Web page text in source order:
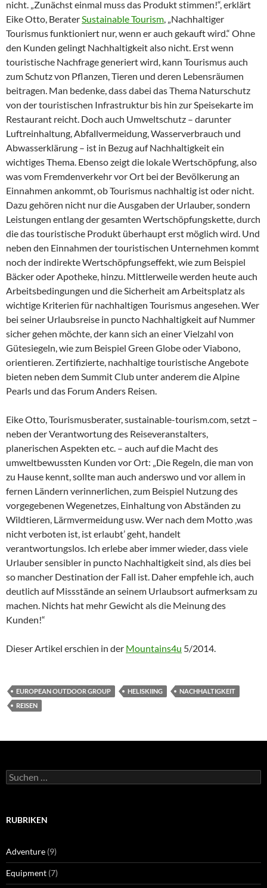
nicht. „Zunächst einmal muss das Produkt stimmen!“, erklärt
Eike Otto, BeraterSustainable Tourism, „Nachhaltiger
Tourismus funktioniert nur, wenn er auch gekauft wird.“ Ohne
den Kunden gelingt Nachhaltigkeit also nicht. Erst wenn
touristische Nachfrage generiert wird, kann Tourismus auch
zum Schutz von Pflanzen, Tieren und deren Lebensräumen
beitragen. Man bedenke, dass dabei das Thema Naturschutz
von der touristischen Infrastruktur bis hin zur Speisekarte im
Restaurant reicht. Doch auch Umweltschutz – darunter
Luftreinhaltung, Abfallvermeidung, Wasserverbrauch und
Abwasserklärung – ist in Bezug auf Nachhaltigkeit ein
wichtiges Thema. Ebenso zeigt die lokale Wertschöpfung, also
was vom Fremdenverkehr vor Ort bei der Bevölkerung an
Einnahmen ankommt, ob Tourismus nachhaltig ist oder nicht.
Dazu gehören nicht nur die Ausgaben der Urlauber, sondern
Leistungen entlang der gesamten Wertschöpfungskette, durch
die das touristische Produkt überhaupt erst möglich wird. Und
neben den Einnahmen der touristischen Unternehmen kommt
noch der indirekte Wertschöpfungseffekt, wie zum Beispiel
Bäcker oder Apotheke, hinzu. Mittlerweile werden heute auch
Arbeitsbedingungen und die Sicherheit am Arbeitsplatz als
wichtige Kriterien für nachhaltigen Tourismus angesehen. Wer
bei seiner Urlaubsreise in puncto Nachhaltigkeit auf Nummer
sicher gehen möchte, der kann sich an einer Vielzahl von
Gütesiegeln, wie zum Beispiel Green Globe oder Viabono,
orientieren. Zertifizierte, nachhaltige touristische Angebote
bieten neben dem Summit Club unter anderem die Alpine
Pearls und das Forum Anders Reisen.
Eike Otto, Tourismusberater, sustainable-tourism.com, setzt –
neben der Verantwortung des Reiseveranstalters,
planerischen Aspekten etc. – auch auf die Macht des
umweltbewussten Kunden vor Ort: „Die Regeln, die man von
zu Hause kennt, sollte man auch anderswo und vor allem in
fernen Ländern verinnerlichen, zum Beispiel Nutzung des
vorgegebenen Wegenetzes, Einhaltung von Abständen zu
Wildtieren, Lärmvermeidung usw. Wer nach dem Motto ‚was
nicht verboten ist, ist erlaubt’ geht, handelt
verantwortungslos. Ich erlebe aber immer wieder, dass viele
Urlauber sensibler in puncto Nachhaltigkeit sind, als dies bei
so mancher Destination der Fall ist. Daher empfehle ich, auch
deutlich auf Missstände an seinem Urlaubsort aufmerksam zu
machen. Nichts hat mehr Gewicht als die Meinung des
Kunden!“
Dieser Artikel erschien in der Mountains4u 5/2014.
EUROPEAN OUTDOOR GROUP HELISKIING
NACHHALTIGKEIT
REISEN
Suchen
nach:
RUBRIKEN
Adventure (9)
Equipment (7)